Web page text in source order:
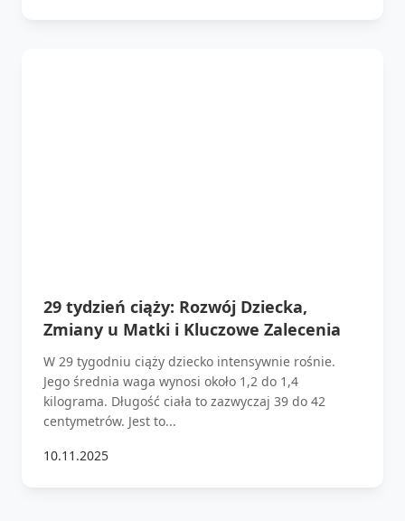
29 tydzień ciąży: Rozwój Dziecka,
Zmiany u Matki i Kluczowe Zalecenia
W 29 tygodniu ciąży dziecko intensywnie rośnie.
Jego średnia waga wynosi około 1,2 do 1,4
kilograma. Długość ciała to zazwyczaj 39 do 42
centymetrów. Jest to...
10.11.2025